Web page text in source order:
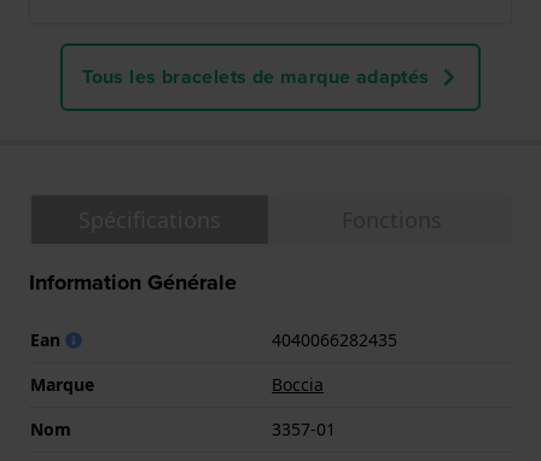
Tous les bracelets de marque adaptés
Information Générale
Ean
4040066282435
Marque
Boccia
Nom
3357-01